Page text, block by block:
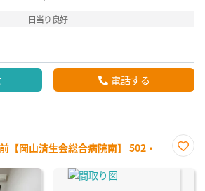
日当り良好
電話する
【岡山済生会総合病院南】 502・
に入